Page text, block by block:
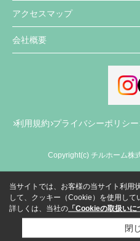
アクセスマップ
会社概要
利用規約 プライバシーポリシー
Copyright(c) チルホーム株
当サイトでは、お客様の当サイト利用
して、クッキー（Cookie）を使用して
詳しくは、当社の 「Cookieの取扱いに
閉